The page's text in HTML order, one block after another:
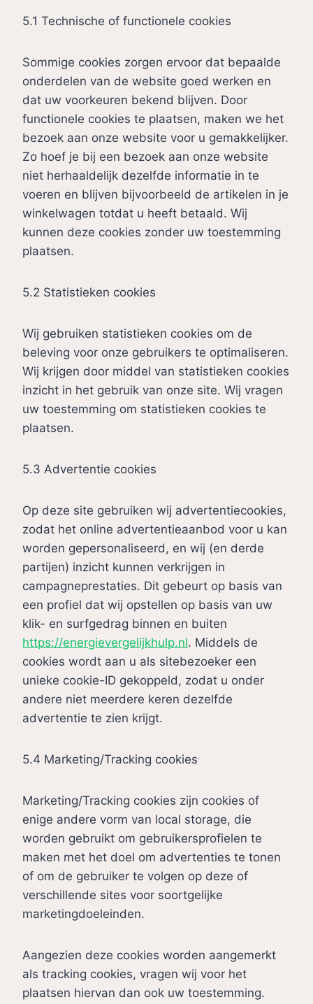
5.1 Technische of functionele cookies
Sommige cookies zorgen ervoor dat bepaalde
onderdelen van de website goed werken en
dat uw voorkeuren bekend blijven. Door
functionele cookies te plaatsen, maken we het
bezoek aan onze website voor u gemakkelijker.
Zo hoef je bij een bezoek aan onze website
niet herhaaldelijk dezelfde informatie in te
voeren en blijven bijvoorbeeld de artikelen in je
winkelwagen totdat u heeft betaald. Wij
kunnen deze cookies zonder uw toestemming
plaatsen.
5.2 Statistieken cookies
Wij gebruiken statistieken cookies om de
beleving voor onze gebruikers te optimaliseren.
Wij krijgen door middel van statistieken cookies
inzicht in het gebruik van onze site. Wij vragen
uw toestemming om statistieken cookies te
plaatsen.
5.3 Advertentie cookies
Op deze site gebruiken wij advertentiecookies,
zodat het online advertentieaanbod voor u kan
worden gepersonaliseerd, en wij (en derde
partijen) inzicht kunnen verkrijgen in
campagneprestaties. Dit gebeurt op basis van
een profiel dat wij opstellen op basis van uw
klik- en surfgedrag binnen en buiten
https://energievergelijkhulp.nl. Middels de
cookies wordt aan u als sitebezoeker een
unieke cookie-ID gekoppeld, zodat u onder
andere niet meerdere keren dezelfde
advertentie te zien krijgt.
5.4 Marketing/Tracking cookies
Marketing/Tracking cookies zijn cookies of
enige andere vorm van local storage, die
worden gebruikt om gebruikersprofielen te
maken met het doel om advertenties te tonen
of om de gebruiker te volgen op deze of
verschillende sites voor soortgelijke
marketingdoeleinden.
Aangezien deze cookies worden aangemerkt
als tracking cookies, vragen wij voor het
plaatsen hiervan dan ook uw toestemming.